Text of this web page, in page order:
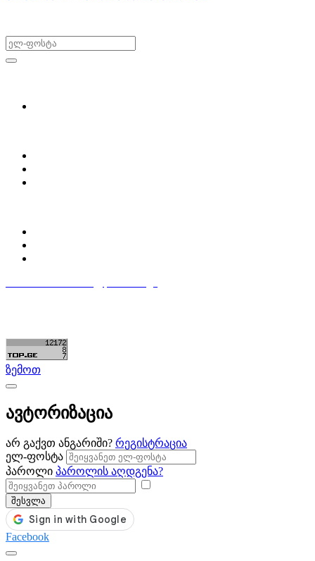
ზემოთ
ავტორიზაცია
არ გაქვთ ანგარიში? რეგისტრაცია
ელ-ფოსტა
პაროლი პაროლის აღდგენა?
შესვლა
Facebook